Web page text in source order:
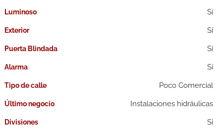
Luminoso
Exterior
Puerta Blindada
Alarma
Tipo de calle Poco Comercial
Último negocio Instalaciones hidráulicas
Divisiones